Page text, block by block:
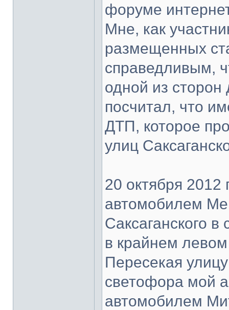
форуме
Мне, как
размещенных
справедливым,
одной из
посчитал, что
ДТП, которое
улиц
20 октября 2012
автомобилем
Саксаганского
в крайнем
Пересекая
светофора мой
автомобилем